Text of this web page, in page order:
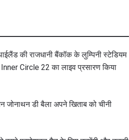
की राजधानी बैंकॉक के लुम्पिनी स्टेडियम
Circle 22 का लाइव प्रसारण किया
जोनाथन डी बैला अपने खिताब को चीनी